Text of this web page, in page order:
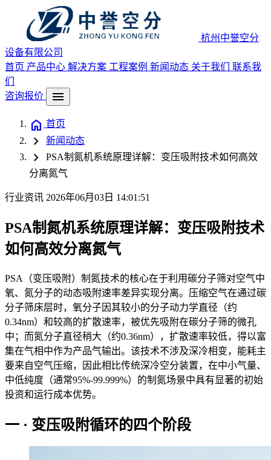
杭州中誉空分
设备有限公司
首页 产品中心 解决方案 工程案例 新闻动态 关于我们 联系我
们
咨询报价
menu
home 首页
chevron_right 新闻动态
chevron_right
PSA制氮机系统原理详解：变压吸附技术如何高效
分离氮气
行业资讯 2026年06月03日 14:01:51
PSA制氮机系统原理详解：变压吸附技术
如何高效分离氮气
PSA（变压吸附）制氮技术的核心在于利用碳分子筛对空气中
氧、氮分子的动态吸附速率差异实现分离。压缩空气在通过碳
分子筛床层时，氧分子因其较小的分子动力学直径（约
0.34nm）和较高的扩散速率，被优先吸附在碳分子筛的微孔
中；而氮分子直径稍大（约0.36nm），扩散速率较低，得以富
集在气相中作为产品气输出。该技术不涉及深冷相变，能耗主
要来自空气压缩，因此相比传统深冷空分装置，在中小气量、
中低纯度（通常95%-99.999%）的制氮场景中具有显著的初始
投资和运行成本优势。
一 · 变压吸附循环的四个阶段